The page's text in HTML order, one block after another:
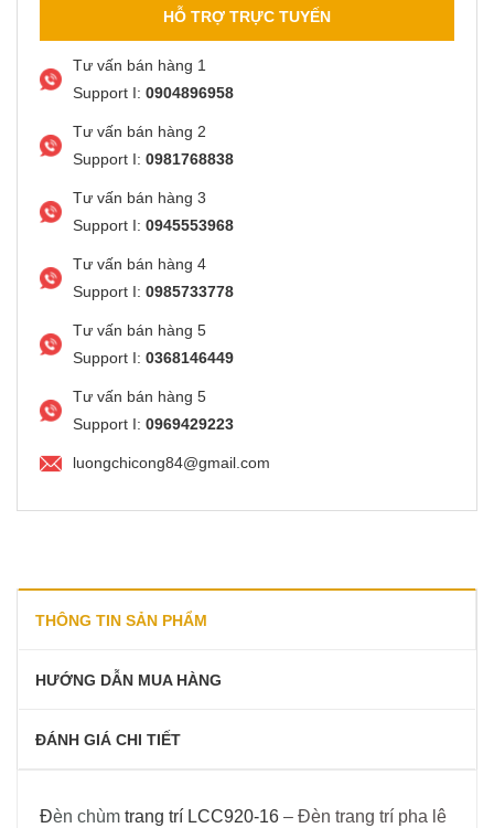
HỖ TRỢ TRỰC TUYẾN
Tư vấn bán hàng 1
Support I: 0904896958
Tư vấn bán hàng 2
Support I: 0981768838
Tư vấn bán hàng 3
Support I: 0945553968
Tư vấn bán hàng 4
Support I: 0985733778
Tư vấn bán hàng 5
Support I: 0368146449
Tư vấn bán hàng 5
Support I: 0969429223
luongchicong84@gmail.com
THÔNG TIN SẢN PHẨM
HƯỚNG DẪN MUA HÀNG
ĐÁNH GIÁ CHI TIẾT
Đèn chùm trang trí LCC920-16 – Đèn trang trí pha lê